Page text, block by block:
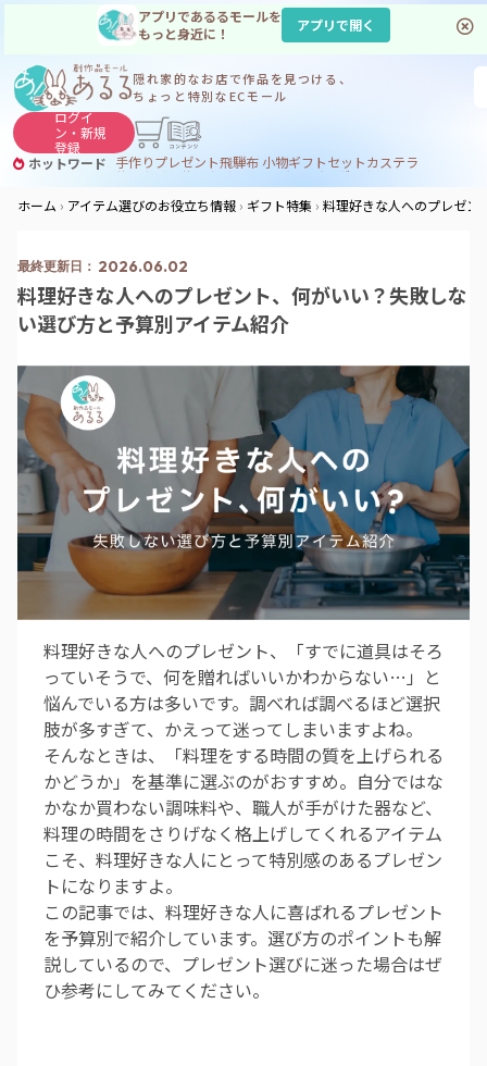
アプリであるるモールを
もっと身近に！
アプリで開く
隠れ家的なお店で作品を見つける、
ちょっと特別なECモール
ログイ
ン・新規
登録
ホットワード 手作りプレゼント飛騨布 小物ギフトセットカステラ
サヌカイト コーヒー
ジンギスカン
ホーム
アイテム選びのお役立ち情報 ギフト特集 料理好きな人へのプレゼン
2026.06.02
料理好きな人へのプレゼント、何がいい？失敗しな
い選び方と予算別アイテム紹介
料理好きな人へのプレゼント、「すでに道具はそろ
っていそうで、何を贈ればいいかわからない…」と
悩んでいる方は多いです。調べれば調べるほど選択
肢が多すぎて、かえって迷ってしまいますよね。
そんなときは、「料理をする時間の質を上げられる
かどうか」を基準に選ぶのがおすすめ。自分ではな
かなか買わない調味料や、職人が手がけた器など、
料理の時間をさりげなく格上げしてくれるアイテム
こそ、料理好きな人にとって特別感のあるプレゼン
トになりますよ。
この記事では、料理好きな人に喜ばれるプレゼント
を予算別で紹介しています。選び方のポイントも解
説しているので、プレゼント選びに迷った場合はぜ
ひ参考にしてみてください。